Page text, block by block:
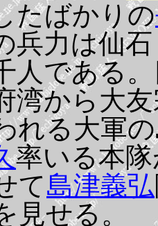
たばかりの
兵力は仙
人である
湾から大
れる大軍
率いる本
て島津義弘
見せる。